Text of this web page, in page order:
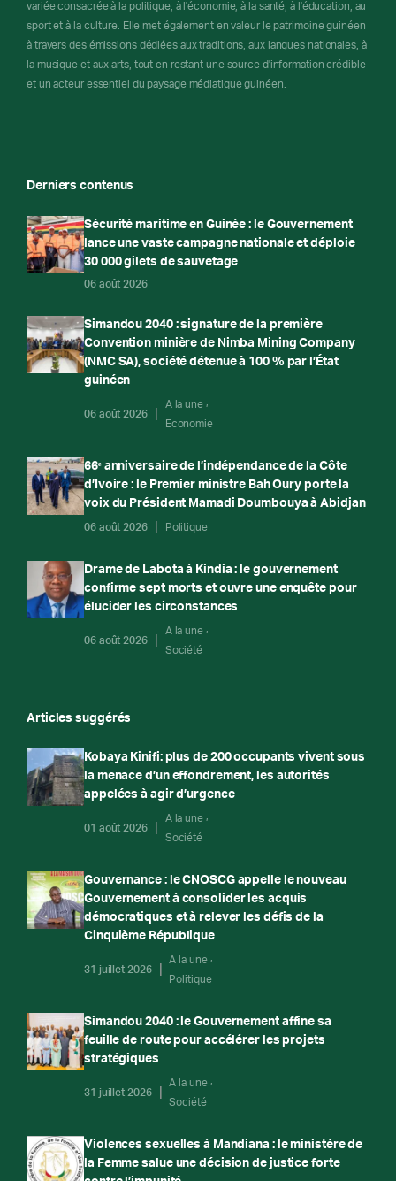
variée consacrée à la politique, à l'économie, à la santé, à l'éducation, au
sport et à la culture. Elle met également en valeur le patrimoine guinéen
à travers des émissions dédiées aux traditions, aux langues nationales, à
la musique et aux arts, tout en restant une source d'information crédible
et un acteur essentiel du paysage médiatique guinéen.
Derniers contenus
Sécurité maritime en Guinée : le Gouvernement
lance une vaste campagne nationale et déploie
30 000 gilets de sauvetage
06 août 2026
Simandou 2040 : signature de la première
Convention minière de Nimba Mining Company
(NMC SA), société détenue à 100 % par l’État
guinéen
06 août 2026
A la une
Economie
66ᵉ anniversaire de l’indépendance de la Côte
d’Ivoire : le Premier ministre Bah Oury porte la
voix du Président Mamadi Doumbouya à Abidjan
06 août 2026 Politique
Drame de Labota à Kindia : le gouvernement
confirme sept morts et ouvre une enquête pour
élucider les circonstances
06 août 2026
A la une
Société
Articles suggérés
Kobaya Kinifi: plus de 200 occupants vivent sous
la menace d’un effondrement, les autorités
appelées à agir d’urgence
01 août 2026
A la une
Société
Gouvernance : le CNOSCG appelle le nouveau
Gouvernement à consolider les acquis
démocratiques et à relever les défis de la
Cinquième République
31 juillet 2026
A la une
Politique
Simandou 2040 : le Gouvernement affine sa
feuille de route pour accélérer les projets
stratégiques
31 juillet 2026
A la une
Société
Violences sexuelles à Mandiana : le ministère de
la Femme salue une décision de justice forte